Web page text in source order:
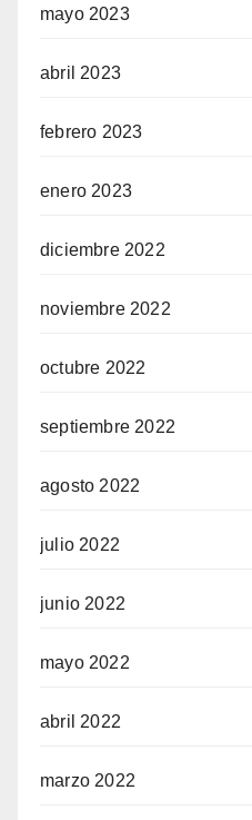
mayo 2023
abril 2023
febrero 2023
enero 2023
diciembre 2022
noviembre 2022
octubre 2022
septiembre 2022
agosto 2022
julio 2022
junio 2022
mayo 2022
abril 2022
marzo 2022